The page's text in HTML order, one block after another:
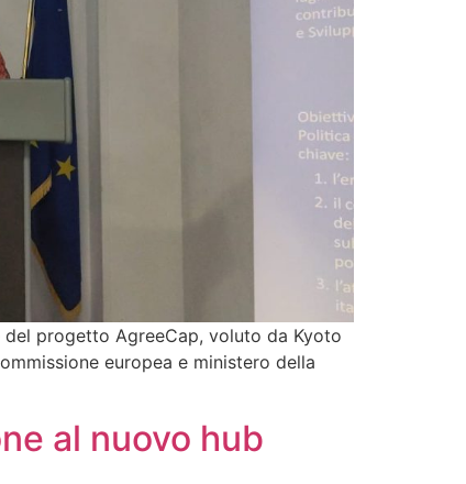
del progetto AgreeCap, voluto da Kyoto
europea e ministero della
al nuovo hub